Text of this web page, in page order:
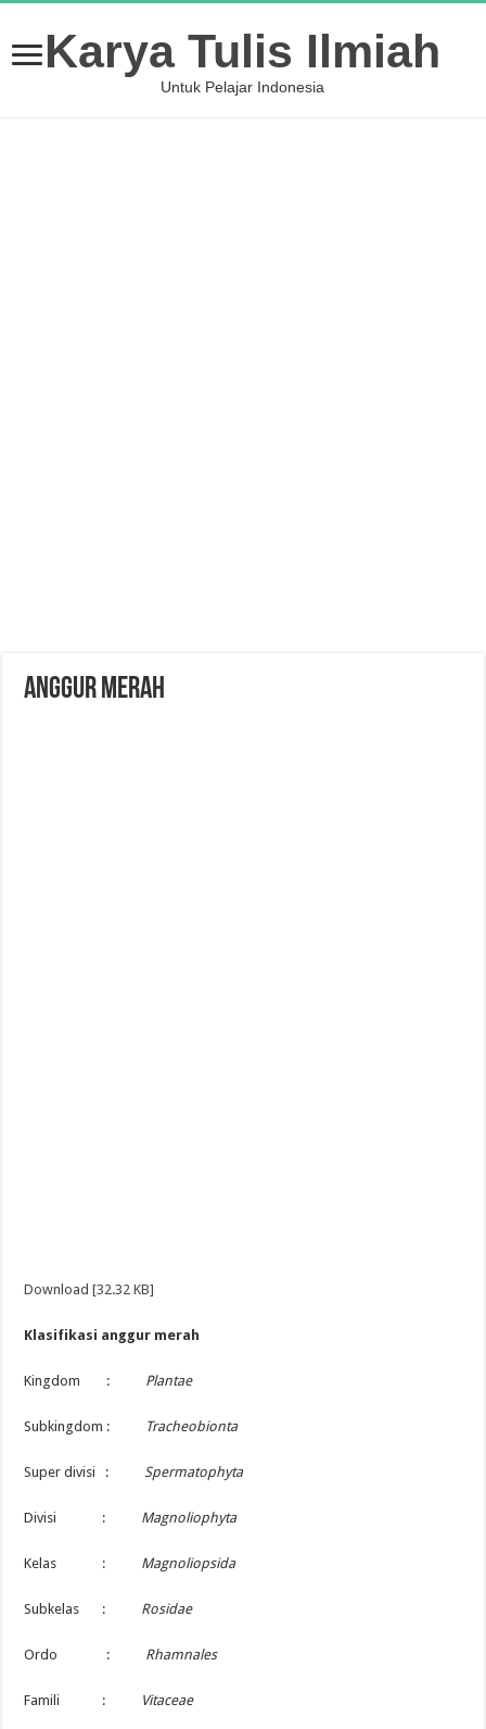
Karya Tulis Ilmiah
Untuk Pelajar Indonesia
Anggur Merah
Download [32.32 KB]
Klasifikasi anggur merah
Kingdom : Plantae
Subkingdom : Tracheobionta
Super divisi :Spermatophyta
Divisi : Magnoliophyta
Kelas : Magnoliopsida
Subkelas : Rosidae
Ordo : Rhamnales
Famili : Vitaceae